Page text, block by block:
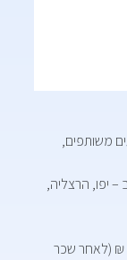
משותפים,
– יפו, הרצליה,
ממוצע בסך של כ – 20 אלפי ₪ (לאחר שכר